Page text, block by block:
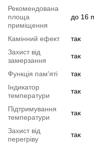
Рекомендована
площа
приміщення
до 16
Камінний ефект
так
Захист від
замерзання
так
Функція пам'яті
так
Індикатор
температури
так
Підтримування
температури
так
Захист від
перегріву
так